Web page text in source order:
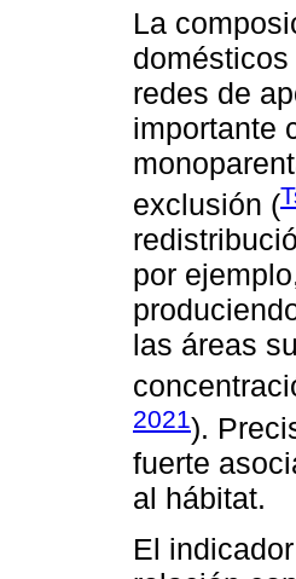
La
redes de
importante
exclusión (
por
las áreas
2021).
fuerte
al hábitat.
El